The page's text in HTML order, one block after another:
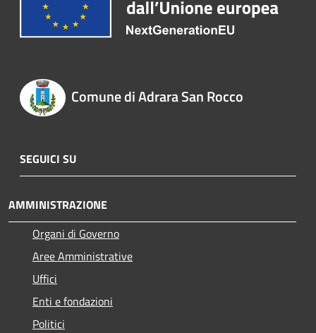
Comune di Adrara San Rocco
SEGUICI SU
AMMINISTRAZIONE
Organi di Governo
Aree Amministrative
Uffici
Enti e fondazioni
Politici